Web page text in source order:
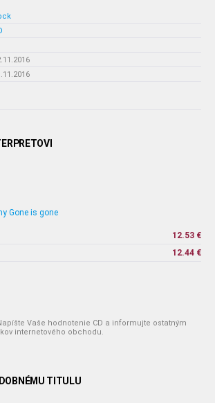
Gone is gone
12.53 €
12.44 €
Vaše hodnotenie CD a informujte ostatným
internetového obchodu.
TITULU